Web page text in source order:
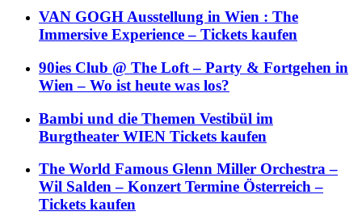
VAN GOGH Ausstellung in Wien : The
Immersive Experience – Tickets kaufen
90ies Club @ The Loft – Party & Fortgehen in
Wien – Wo ist heute was los?
Bambi und die Themen Vestibül im
Burgtheater WIEN Tickets kaufen
The World Famous Glenn Miller Orchestra –
Wil Salden – Konzert Termine Österreich –
Tickets kaufen